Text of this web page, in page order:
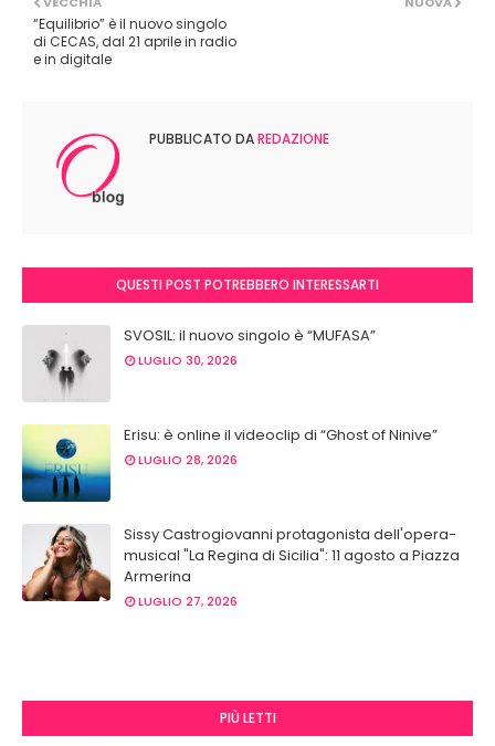
“Equilibrio” è il nuovo singolo
di CECAS, dal 21 aprile in radio
e in digitale
PUBBLICATO DAREDAZIONE
QUESTI POST POTREBBERO INTERESSARTI
SVOSIL: il nuovo singolo è “MUFASA”
LUGLIO 30, 2026
Erisu: è online il videoclip di “Ghost of Ninive”
LUGLIO 28, 2026
Sissy Castrogiovanni protagonista dell'opera-
musical "La Regina di Sicilia": 11 agosto a Piazza
Armerina
LUGLIO 27, 2026
PIÙ LETTI